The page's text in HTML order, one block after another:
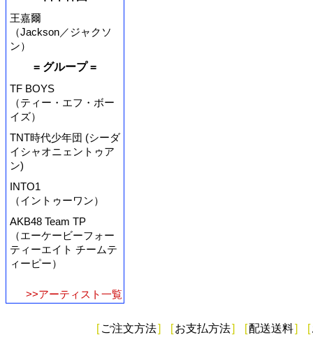
王嘉爾
（Jackson／ジャクソ
ン）
= グループ =
TF BOYS
（ティー・エフ・ボー
イズ）
TNT時代少年団 (シーダ
イシャオニェントゥア
ン)
INTO1
（イントゥーワン）
AKB48 Team TP
（エーケービーフォー
ティーエイト チームテ
ィーピー）
>>アーティスト一覧
[ ご注文方法] [お支払方法] [配送送料] [